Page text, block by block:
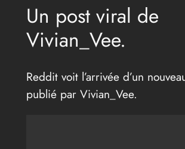
Un post viral de
Vivian_Vee.
Reddit voit l’arrivée d’un
publié par Vivian_Vee.